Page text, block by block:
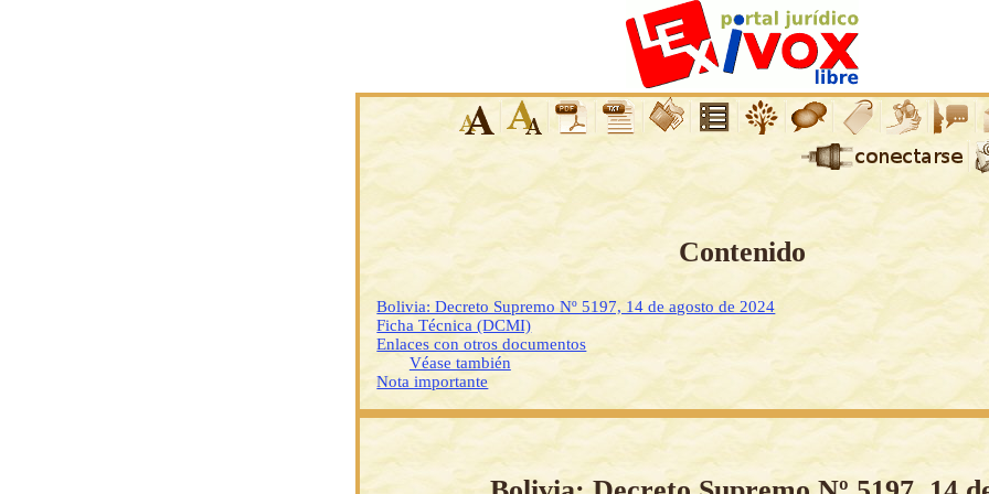
Contenido
Bolivia: Decreto Supremo Nº 5197, 14 de agosto de 2024
Ficha Técnica (DCMI)
Enlaces con otros documentos
Véase también
Nota importante